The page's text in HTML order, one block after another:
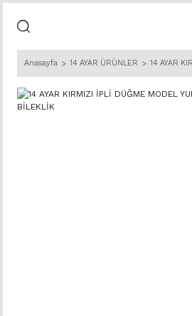
Anasayfa 14 AYAR ÜRÜNLER 14 AYAR